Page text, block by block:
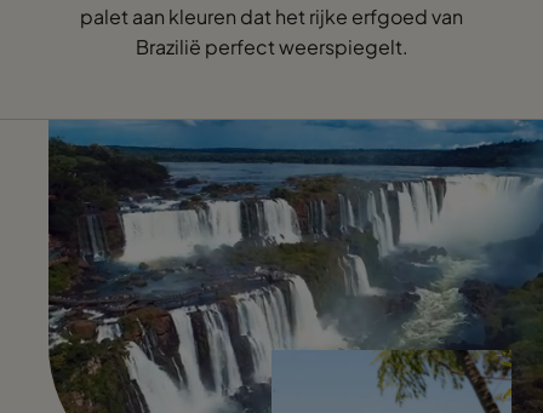
palet aan kleuren dat het rijke erfgoed van
Brazilië perfect weerspiegelt.